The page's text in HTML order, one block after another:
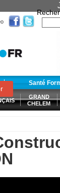
Santé
GRAND
CHELEM